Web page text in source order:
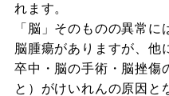
れます。
「脳」そのものの異常に
脳腫瘍がありますが、他
卒中・脳の手術・脳挫傷
と）がけいれんの原因と